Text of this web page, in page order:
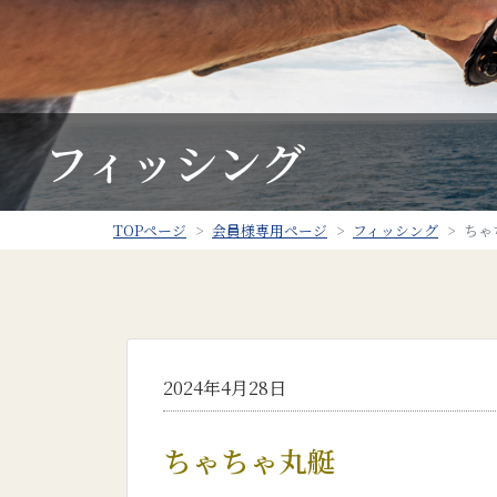
フィッシング
TOPページ 会員様専用ページ フィッシング ち
2024年4月28日
ちゃちゃ丸艇